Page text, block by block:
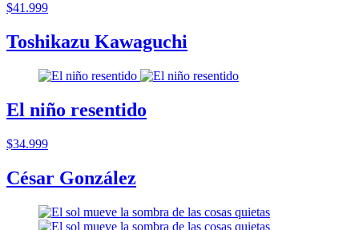
$41.999
Toshikazu Kawaguchi
El niño resentido
$34.999
César González